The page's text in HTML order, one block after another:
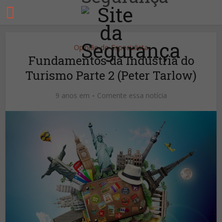
Opinião do Especialista
Fundamentos da Indústria do
Turismo Parte 2 (Peter Tarlow)
9 anos em Comente essa notícia